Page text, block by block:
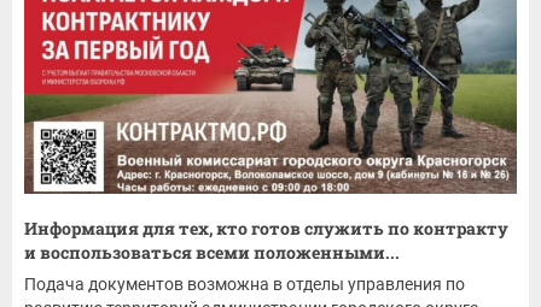
Информация для тех, кто готов служить по контракту
и воспользоваться всеми положенными...
Подача документов возможна в отделы управления по